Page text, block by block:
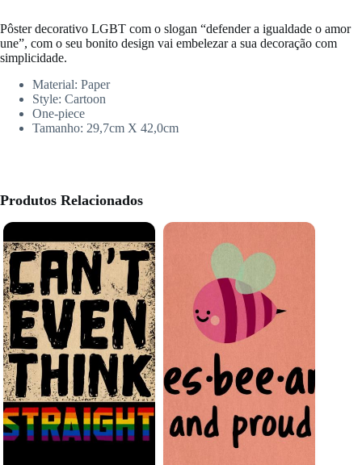
Pôster decorativo LGBT com o slogan “defender a igualdade o amor
une”, com o seu bonito design vai embelezar a sua decoração com
simplicidade.
Material: Paper
Style: Cartoon
One-piece
Tamanho: 29,7cm X 42,0cm
Produtos Relacionados